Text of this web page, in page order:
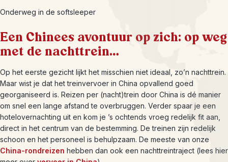
Onderweg in de softsleeper
Een Chinees avontuur op zich: op weg
met de nachttrein…
Op het eerste gezicht lijkt het misschien niet ideaal, zo’n nachttrein.
Maar wist je dat het treinvervoer in China opvallend goed
georganiseerd is. Reizen per (nacht)trein door China is dé manier
om snel een lange afstand te overbruggen. Verder spaar je een
hotelovernachting uit en kom je ’s ochtends vroeg redelijk fit aan,
direct in het centrum van de bestemming. De treinen zijn redelijk
schoon en het personeel is behulpzaam. De meeste van onze
China-rondreizen hebben dan ook een nachttreintraject (lees hier